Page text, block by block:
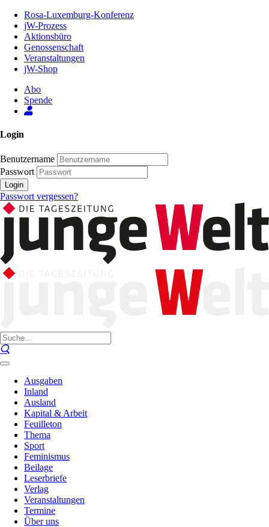
Inhalt
Seite
Rosa-Luxemburg-Konferenz
jW-Prozess
Aktionsbüro
Genossenschaft
Veranstaltungen
jW-Shop
Abo
Spende
Login
Benutzername
Passwort
Login
Passwort vergessen?
Ausgaben
Inland
Ausland
Kapital & Arbeit
Feuilleton
Thema
Sport
Feminismus
Beilage
Leserbriefe
Verlag
Veranstaltungen
Termine
Über uns